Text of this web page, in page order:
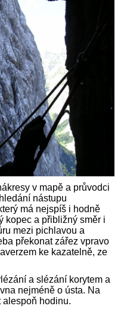
v mapě a průvodci
nástupu
má nejspíš i hodně
kopec a přibližný směr i
mezi pichlavou a
překonat zářez vpravo
ke kazatelně, ze
a slézání korytem a
nejméně o ústa. Na
alespoň hodinu.